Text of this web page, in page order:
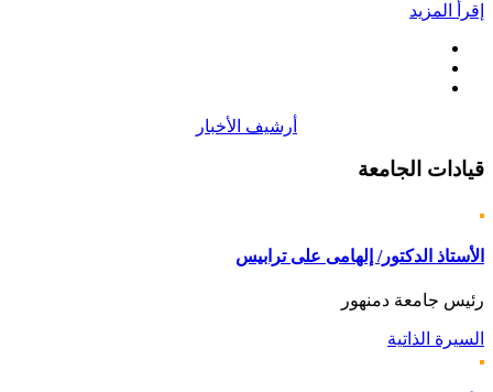
إقرأ المزيد
أرشيف الأخبار
قيادات الجامعة
الأستاذ الدكتور/ إلهامى على ترابيس
رئيس جامعة دمنهور
السيرة الذاتية